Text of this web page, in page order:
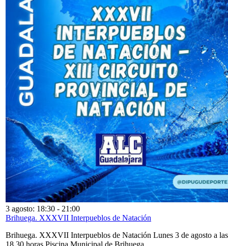
3 agosto: 18:30 - 21:00
Brihuega. XXXVII Interpueblos de Natación
Brihuega. XXXVII Interpueblos de Natación Lunes 3 de agosto a las
18,30 horas Piscina Municipal de Brihuega